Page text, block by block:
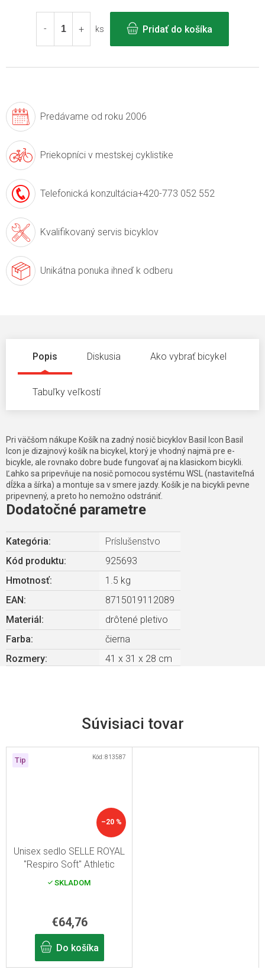
cena:
ks
Pridať do košíka
Predávame od roku 2006
Priekopníci v mestskej cyklistike
Telefonická konzultácia+420-773 052 552
Kvalifikovaný servis bicyklov
Unikátna ponuka ihneď k odberu
Súvisiaci tovar
Tip
–20 %
Unisex sedlo SELLE ROYAL
"Respiro Soft" Athletic
SKLADOM
€64,76
Do košíka
Kód:813587
Popis Diskusia Ako vybrať bicykel
Tabuľky veľkostí
Pri väčšom nákupe Košík na zadný nosič bicyklov Basil Icon Basil
Icon je dizajnový košík na bicykel, ktorý je vhodný najmä pre e-
bicykle, ale rovnako dobre bude fungovať aj na klasickom bicykli.
Ľahko sa pripevňuje na nosič pomocou systému WSL (nastaviteľná
dĺžka a šírka) a montuje sa v smere jazdy. Košík je na bicykli pevne
pripevnený, a preto ho nemožno odstrániť.
Dodatočné parametre
Kategória:
Príslušenstvo
Kód produktu:
925693
Hmotnosť:
1.5 kg
EAN :
8715019112089
Materiál :
drôtené pletivo
Farba:
čierna
Rozmery: 41 x 31 x 28 cm